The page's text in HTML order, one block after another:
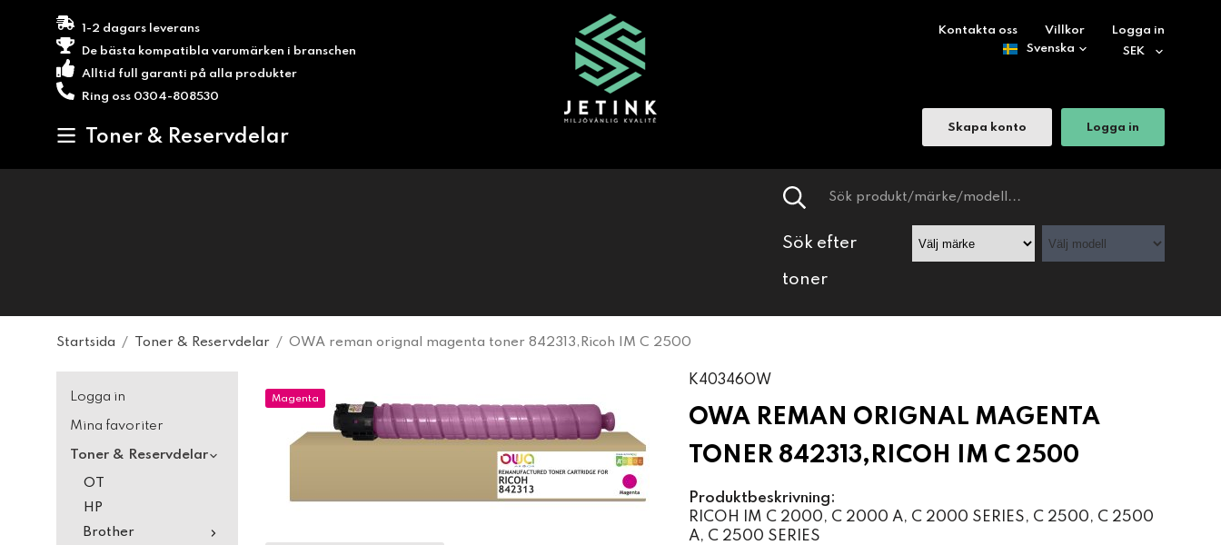
1-2 dagars leverans
De bästa kompatibla varumärken i branschen
Alltid full garanti på alla produkter
Ring oss 0304-808530
Toner & Reservdelar
Kontakta oss Villkor Logga in
Skapa konto Logga in
Sök efter
toner
Startsida / Toner & Reservdelar / OWA reman orignal magenta toner 842313,Ricoh IM C 2500
Logga in
Mina favoriter
Toner & Reservdelar
OT
HP
Brother
Magenta
K40346OW
OWA REMAN ORIGNAL MAGENTA
TONER 842313,RICOH IM C 2500
Produktbeskrivning:
RICOH IM C 2000, C 2000 A, C 2000 SERIES, C 2500, C 2500
A, C 2500 SERIES